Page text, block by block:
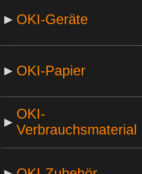
► OKI-Geräte
► OKI-Papier
►
OKI-
Verbrauchsmaterial